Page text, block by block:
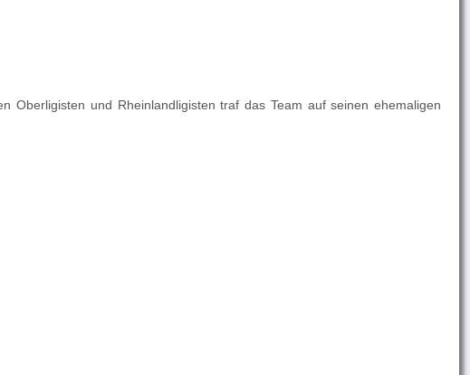
Oberligisten und Rheinlandligisten traf das Team auf seinen ehemaligen